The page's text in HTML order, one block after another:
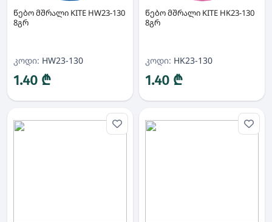
წებო მშრალი KITE HW23-130
8გრ
კოდი: HW23-130
1.40 ₾
წებო მშრალი KITE HK23-130
8გრ
კოდი: HK23-130
1.40 ₾